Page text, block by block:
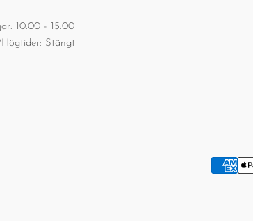
10:00 - 15:00
Högtider: Stängt